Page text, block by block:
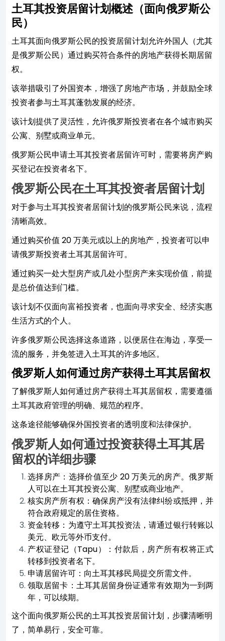
土耳其投资居留计划概述（面向俄罗斯公
民）
土耳其面向俄罗斯公民的投资居留计划允许外国人（尤其
是俄罗斯公民）通过购买符合条件的房地产获得长期居留
权。
该举措吸引了外国资本，增强了房地产市场，并鼓励全球
投资者参与土耳其蓬勃发展的经济。
该计划提供了灵活性，允许俄罗斯投资者在各个城市购买
公寓、别墅或商业单元。
俄罗斯公民申请土耳其投资者居留许可时，需要将房产购
买登记在投资者名下。
俄罗斯公民在土耳其投资者居留计划
对于参与土耳其投资者居留计划的俄罗斯公民来说，流程
清晰高效。
通过购买价值 20 万美元或以上的房地产，投资者可以申
请俄罗斯投资者土耳其居留许可。
通过购买一处大型房产或几处小型房产来实现价值，前提
是总价值达到门槛。
该计划不仅面向富裕投资者，也面向寻求安全、经济实惠
生活方式的个人。
许多俄罗斯公民选择这条道路，以便居住在海边，享受一
流的服务，并免签进入土耳其的许多地区。
俄罗斯人如何通过房产获得土耳其居留权
了解俄罗斯人如何通过房产获得土耳其居留权，需要遵循
土耳其政府管理的明确、规范的程序。
这条途径能够确保外国投资者的透明度和法律保护。
俄罗斯人如何通过投资获得土耳其居
留权的详细步骤
选择房产：选择价值至少 20 万美元的房产。俄罗斯
人可以在土耳其投资公寓、别墅或商业地产。
核实房产所有权：确保房产没有法律纠纷或抵押，并
符合政府规定的居住资格。
资金转移：为遵守土耳其投资法，请通过银行转账以
美元、欧元等外币支付。
产权证登记（Tapu）：付款后，房产所有权将正式
转移到投资者名下。
申请居留许可：向土耳其移民局提交所需文件。
领取居留卡：土耳其居留身份证通常有效期为一到两
年，可以续期。
这个面向俄罗斯公民的土耳其投资居留计划，步骤清晰明
了，简单易行，安全可靠。